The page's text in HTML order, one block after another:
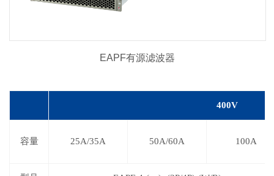
EAPF有源滤波器
400V
容量 25A/35A 50A/60A 100A